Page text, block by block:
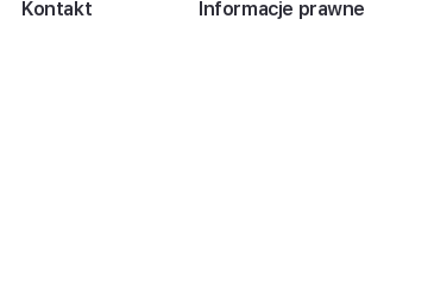
Kontakt
Informacje prawne